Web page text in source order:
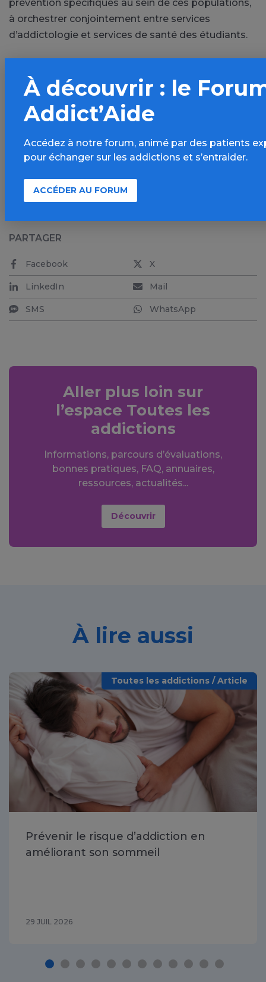
prévention spécifiques au sein de ces populations,
à orchestrer conjointement entre services
d’addictologie et services de santé des étudiants.
Julia DE TERNAY
Benjamin ROLLAND
Service Universitaire d’Addictologie de Lyon (SUAL)
PARTAGER
Facebook X
LinkedIn Mail
SMS WhatsApp
Aller plus loin sur
l’espace Toutes les
addictions
Informations, parcours d’évaluations,
bonnes pratiques, FAQ, annuaires,
ressources, actualités...
Découvrir
À lire aussi
Toutes les addictions / Article
Prévenir le risque d’addiction en
améliorant son sommeil
29 JUIL 2026
À découvrir : le
Addict’Aide
Accédez à notre forum, animé par des patients
pour échanger sur les addictions et s’entraider.
ACCÉDER AU FORUM